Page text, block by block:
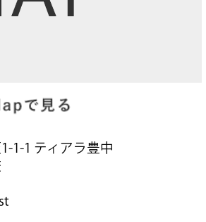
1-1 ティアラ豊中